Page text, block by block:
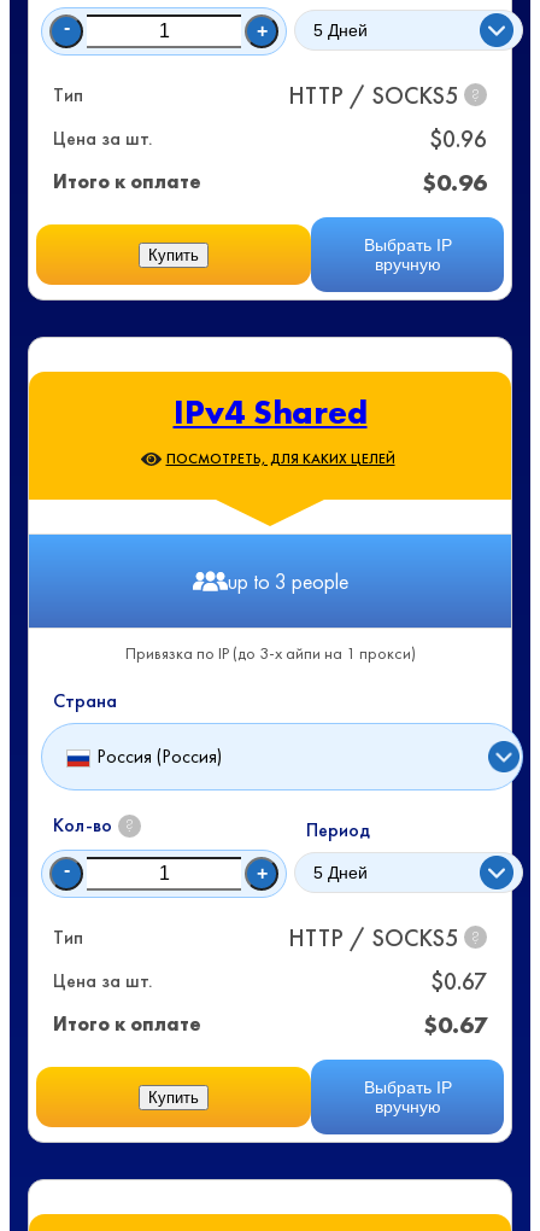
- +
Тип HTTP / SOCKS5 ?
Цена за шт. $0.96
Итого к оплате $0.96
Выбрать IP
вручную
Купить
IPv4 Shared
ПОСМОТРЕТЬ, ДЛЯ КАКИХ ЦЕЛЕЙ
up to 3 people
Привязка по IP (до 3-х айпи на 1 прокси)
Страна
Россия (Россия)
Кол-во ?
- +
Период
Тип HTTP / SOCKS5 ?
Цена за шт. $0.67
Итого к оплате $0.67
Выбрать IP
вручную
Купить